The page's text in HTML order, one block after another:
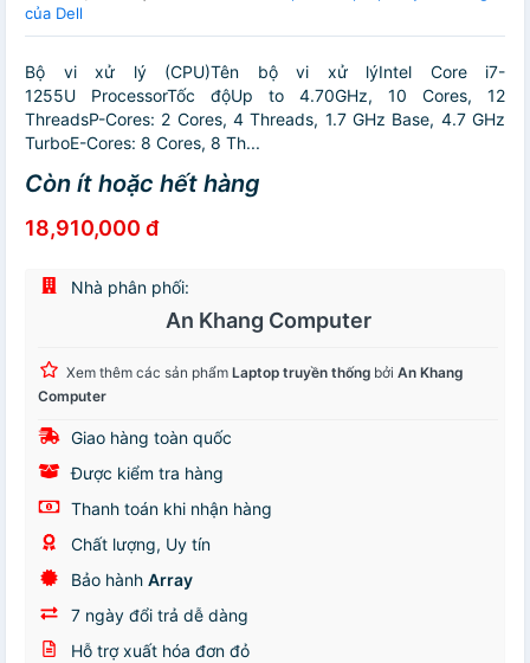
của Dell
Bộ vi xử lý (CPU)Tên bộ vi xử lýIntel Core i7-
1255U ProcessorTốc độUp to 4.70GHz, 10 Cores, 12
ThreadsP-Cores: 2 Cores, 4 Threads, 1.7 GHz Base, 4.7 GHz
TurboE-Cores: 8 Cores, 8 Th...
Còn ít hoặc hết hàng
18,910,000 đ
Nhà phân phối:
An Khang Computer
Xem thêm các sản phẩm Laptop truyền thống bởi An Khang
Computer
Giao hàng toàn quốc
Được kiểm tra hàng
Thanh toán khi nhận hàng
Chất lượng, Uy tín
Bảo hành Array
7 ngày đổi trả dễ dàng
Hỗ trợ xuất hóa đơn đỏ